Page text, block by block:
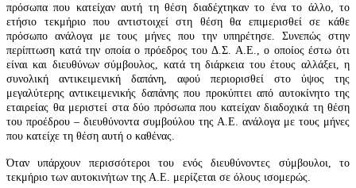
πρόσωπα που κατείχαν αυτή τη θέση διαδέχτηκαν το ένα το άλλο, το
ετήσιο τεκμήριο που αντιστοιχεί στη θέση θα επιμερισθεί σε κάθε
πρόσωπο ανάλογα με τους μήνες που την υπηρέτησε. Συνεπώς στην
περίπτωση κατά την οποία ο πρόεδρος του Δ.Σ. Α.Ε., ο οποίος έστω ότι
είναι και διευθύνων σύμβουλος, κατά τη διάρκεια του έτους αλλάξει, η
συνολική αντικειμενική δαπάνη, αφού περιορισθεί στο ύψος της
μεγαλύτερης αντικειμενικής δαπάνης που προκύπτει από αυτοκίνητο της
εταιρείας θα μεριστεί στα δύο πρόσωπα που κατείχαν διαδοχικά τη θέση
του προέδρου – διευθύνοντα συμβούλου της Α.Ε. ανάλογα με τους μήνες
που κατείχε τη θέση αυτή ο καθένας.
Όταν υπάρχουν περισσότεροι του ενός διευθύνοντες σύμβουλοι, το
τεκμήριο των αυτοκινήτων της Α.Ε. μερίζεται σε όλους ισομερώς.